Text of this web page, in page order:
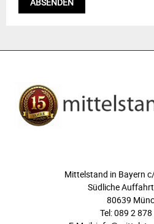
Mittelstand in Bayern
Südliche
80639
Tel: 089 2